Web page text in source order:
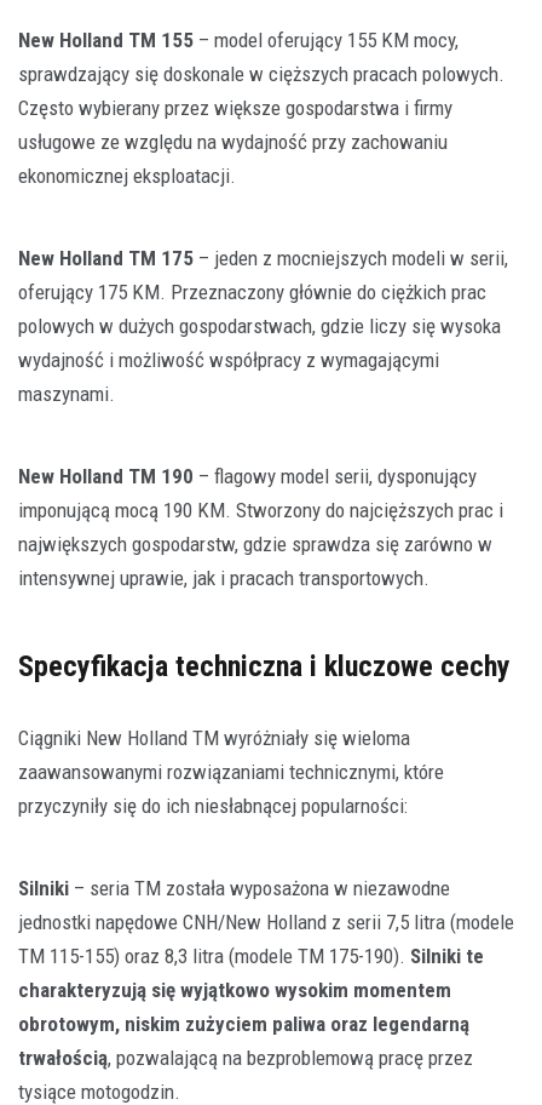
New Holland TM 155 – model oferujący 155 KM mocy,
sprawdzający się doskonale w cięższych pracach polowych.
Często wybierany przez większe gospodarstwa i firmy
usługowe ze względu na wydajność przy zachowaniu
ekonomicznej eksploatacji.
New Holland TM 175 – jeden z mocniejszych modeli w serii,
oferujący 175 KM. Przeznaczony głównie do ciężkich prac
polowych w dużych gospodarstwach, gdzie liczy się wysoka
wydajność i możliwość współpracy z wymagającymi
maszynami.
New Holland TM 190 – flagowy model serii, dysponujący
imponującą mocą 190 KM. Stworzony do najcięższych prac i
największych gospodarstw, gdzie sprawdza się zarówno w
intensywnej uprawie, jak i pracach transportowych.
Specyfikacja techniczna i kluczowe cechy
Ciągniki New Holland TM wyróżniały się wieloma
zaawansowanymi rozwiązaniami technicznymi, które
przyczyniły się do ich niesłabnącej popularności:
Silniki – seria TM została wyposażona w niezawodne
jednostki napędowe CNH/New Holland z serii 7,5 litra (modele
TM 115-155) oraz 8,3 litra (modele TM 175-190). Silniki te
charakteryzują się wyjątkowo wysokim momentem
obrotowym, niskim zużyciem paliwa oraz legendarną
trwałością, pozwalającą na bezproblemową pracę przez
tysiące motogodzin.